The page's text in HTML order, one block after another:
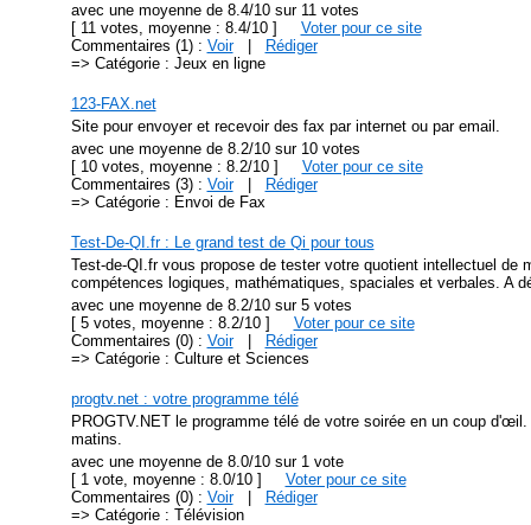
avec une moyenne de 8.4/10 sur 11 votes
[ 11 votes, moyenne : 8.4/10 ]
Voter pour ce site
Commentaires (1) : Voir|
Rédiger
=> Catégorie : Jeux en ligne
123-FAX.net
Site pour envoyer et recevoir des fax par internet ou par email.
avec une moyenne de 8.2/10 sur 10 votes
[ 10 votes, moyenne : 8.2/10 ]
Voter pour ce site
Commentaires (3) : Voir|
Rédiger
=> Catégorie : Envoi de Fax
Test-De-QI.fr : Le grand test de Qi pour tous
Test-de-QI.fr vous propose de tester votre quotient intellectuel
compétences logiques, mathématiques, spaciales et verbales. A
avec une moyenne de 8.2/10 sur 5 votes
[ 5 votes, moyenne : 8.2/10 ]
Voter pour ce site
Commentaires (0) : Voir|
Rédiger
=> Catégorie : Culture et Sciences
progtv.net : votre programme télé
PROGTV.NET le programme télé de votre soirée en un coup
matins.
avec une moyenne de 8.0/10 sur 1 vote
[ 1 vote, moyenne : 8.0/10 ]
Voter pour ce site
Commentaires (0) : Voir|
Rédiger
=> Catégorie : Télévision